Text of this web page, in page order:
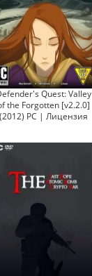
Quest: Valley
the Forgotten [v2.2.0]
(2012) РС | Лицензия